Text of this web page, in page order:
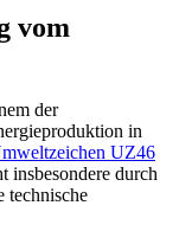
vom
der
in
UZ46
insbesondere durch
technische